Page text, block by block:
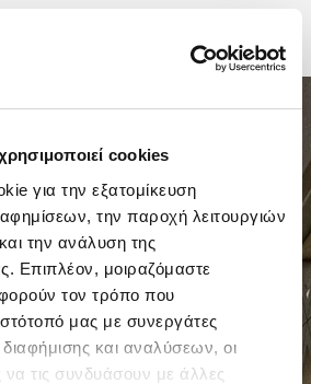
cookies
για την εξατομίκευση
την παροχή λειτουργιών
την ανάλυση της
Επιπλέον, μοιραζόμαστε
τον τρόπο που
μας με συνεργάτες
και αναλύσεων, οι
να τις συνδυάσουν με άλλες
en